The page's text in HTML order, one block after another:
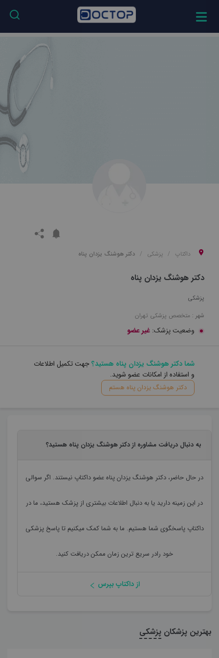
داکتاپ پزشکی دکتر هوشنگ یزدان پناه
دکتر هوشنگ یزدان پناه
پزشکی
شهر : متخصص پزشکی تهران
وضعیت پزشک: غیر عضو
شما دکتر هوشنگ یزدان پناه هستید؟جهت تکمیل اطلاعات
و استفاده از امکانات عضو شوید.
دکتر هوشنگ یزدان پناه هستم
به دنبال دریافت مشاوره از دکتر هوشنگ یزدان پناه هستید؟
در حال حاضر، دکتر هوشنگ یزدان پناهعضو داکتاپ نیستند. اگر سوالی
در این زمینه دارید یا به دنبال اطلاعات بیشتری از پزشک هستید، ما در
داکتاپ پاسخگوی شما هستیم. ما به شما کمک میکنیم تا پاسخ پزشکی
خود رادر سریع ترین زمان ممکن دریافت کنید.
از داکتاپ بپرس
بهترین پزشکان پزشکی